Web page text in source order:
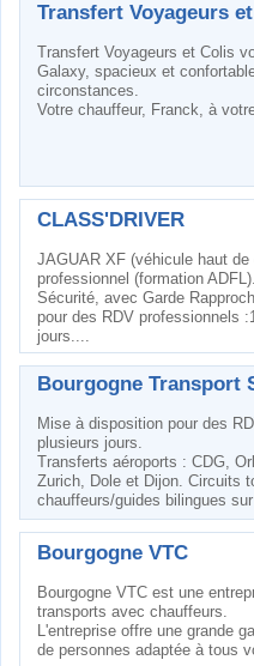
Transfert Voyageurs
Transfert Voyageurs et Colis
Galaxy, spacieux et
circonstances.
Votre chauffeur, Franck, à
CLASS'DRIVER
JAGUAR XF (véhicule haut
professionnel (formation
Sécurité, avec Garde
pour des RDV professionnels
jours....
Bourgogne Transport
Mise à disposition pour des
plusieurs jours.
Transferts aéroports : CDG,
Zurich, Dole et Dijon. Circuits
chauffeurs/guides bilingues
Bourgogne VTC
Bourgogne VTC est une
transports avec chauffeurs.
L'entreprise offre une grande
de personnes adaptée à tous